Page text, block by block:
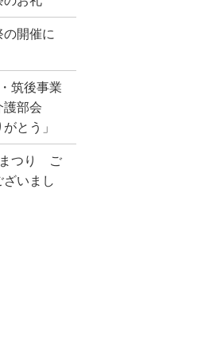
開催に
筑後事業
護部会
とう」
つり ご
いまし